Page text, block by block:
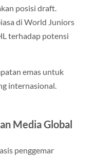
posisi draft.
di World Juniors
terhadap potensi
emas untuk
internasional.
Media Global
penggemar